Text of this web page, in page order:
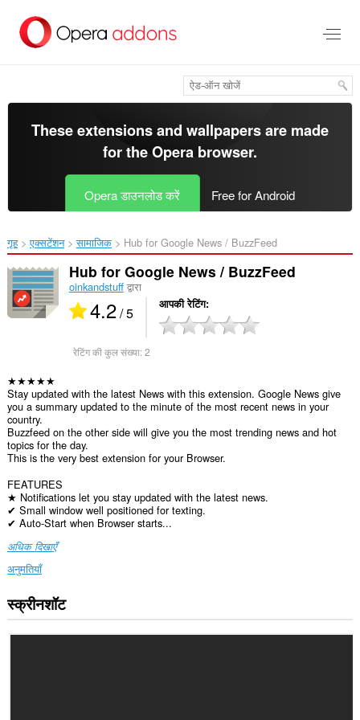
सामग्री
These extensions and wallpapers are made
for theOpera browser.
Opera डाउनलोड करें Free for Android
गृह एक्सटेंशन सामाजिक Hub for Google News / BuzzFeed‎
Hub for Google News / BuzzFeed
oinkandstuffद्वारा
4.2/ 5 आपकी रेटिंग
रेटिंग की कुल संख्या:2
★★★★★
Stay updated with the latest News with this extension. Google News give
you a summary updated to the minute of the most recent news in your
country.
Buzzfeed on the other side will give you the most trending news and hot
topics for the day.
This is the very best extension for your Browser.
FEATURES
★ Notifications let you stay updated with the latest news.
✔ Small window well positioned for texting.
✔ Auto-Start when Browser starts...
अधिक दिखाएँ
अनुमतियाँ
यह
एक्सटेंशन
स्क्रीनशॉट